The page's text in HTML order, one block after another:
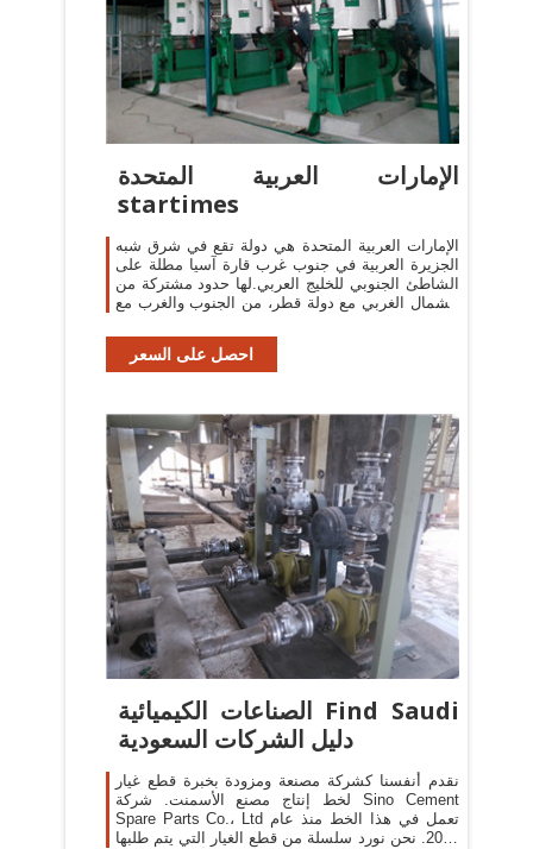
الإمارات العربية المتحدة
startimes
الإمارات العربية المتحدة هي دولة تقع في شرق شبه
الجزيرة العربية في جنوب غرب قارة آسيا مطلة على
الشاطئ الجنوبي للخليج العربي.لها حدود مشتركة من
الشمال الغربي مع دولة قطر، من الجنوب والغرب مع
احصل على السعر
الصناعات الكيميائية Find Saudi
دليل الشركات السعودية
نقدم أنفسنا كشركة مصنعة ومزودة بخبرة قطع غيار
لخط إنتاج مصنع الأسمنت. شركة Sino Cement
Spare Parts Co.، Ltd تعمل في هذا الخط منذ عام
2010. نحن نورد سلسلة من قطع الغيار التي يتم طلبها